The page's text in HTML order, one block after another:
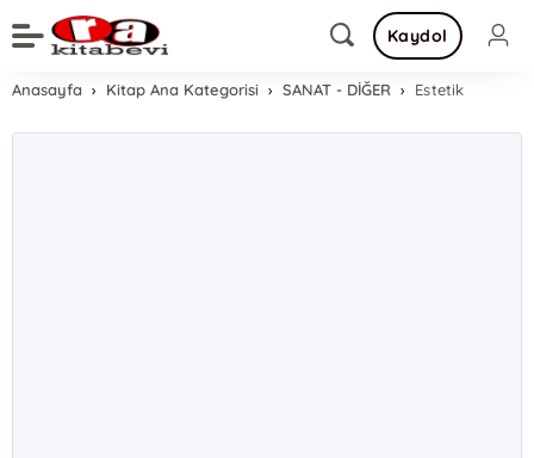
Kaydol
Anasayfa Kitap Ana Kategorisi SANAT - DİĞER Estetik